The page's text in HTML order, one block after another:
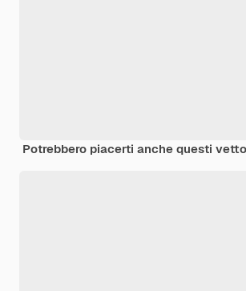
Potrebbero piacerti anche questi